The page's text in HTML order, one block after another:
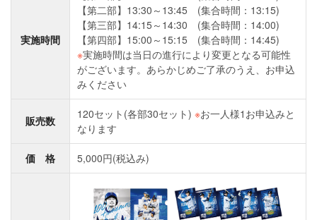
実施時間
【第二部】13:30～13:45 (集合時間：13:15)
【第三部】14:15～14:30 (集合時間：14:00)
【第四部】15:00～15:15 (集合時間：14:45)
※実施時間は当日の進行により変更となる可能性
がございます。あらかじめご了承のうえ、お申込
みください
販売数 120セット(各部30セット) ※お一人様1お申込みと
なります
価 格 5,000円(税込み)